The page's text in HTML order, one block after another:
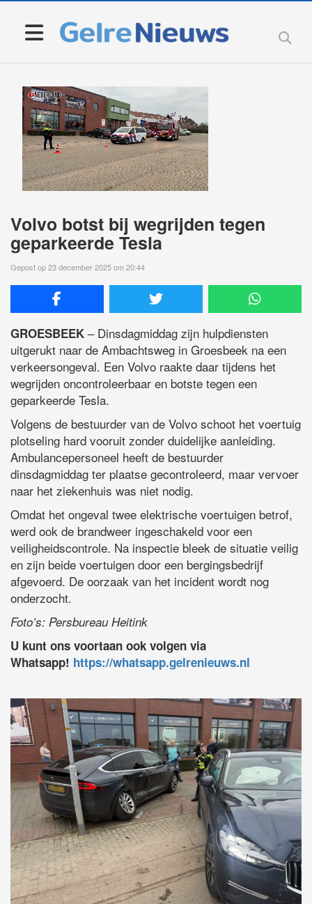
Volvo botst bij wegrijden tegen
geparkeerde Tesla
Gepost op 23 december 2025 om 20:44
GROESBEEK – Dinsdagmiddag zijn hulpdiensten
uitgerukt naar de Ambachtsweg in Groesbeek na een
verkeersongeval. Een Volvo raakte daar tijdens het
wegrijden oncontroleerbaar en botste tegen een
geparkeerde Tesla.
Volgens de bestuurder van de Volvo schoot het voertuig
plotseling hard vooruit zonder duidelijke aanleiding.
Ambulancepersoneel heeft de bestuurder
dinsdagmiddag ter plaatse gecontroleerd, maar vervoer
naar het ziekenhuis was niet nodig.
Omdat het ongeval twee elektrische voertuigen betrof,
werd ook de brandweer ingeschakeld voor een
veiligheidscontrole. Na inspectie bleek de situatie veilig
en zijn beide voertuigen door een bergingsbedrijf
afgevoerd. De oorzaak van het incident wordt nog
onderzocht.
Foto’s: Persbureau Heitink
U kunt ons voortaan ook volgen via
Whatsapp! https://whatsapp.gelrenieuws.nl